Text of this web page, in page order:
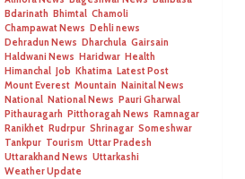
Bdarinath Bhimtal Chamoli
Champawat News Dehli news
Dehradun News Dharchula Gairsain
Haldwani News Haridwar Health
Himanchal Job Khatima Latest Post
Mount Everest Mountain Nainital News
National National News Pauri Gharwal
Pithauragarh Pitthoragah News Ramnagar
Ranikhet Rudrpur Shrinagar Someshwar
Tankpur Tourism Uttar Pradesh
Uttarakhand News Uttarkashi
Weather Update